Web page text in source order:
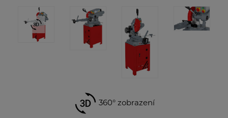
360° zobrazení